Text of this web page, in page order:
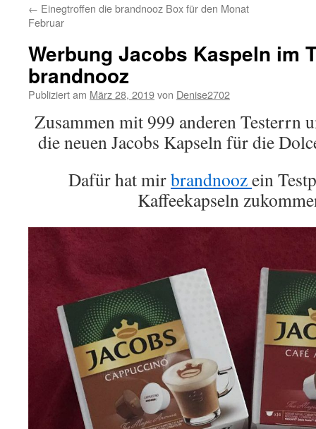
Inhalt
← Einegtroffen die brandnooz Box für den Monat
Februar
Werbung Jacobs Kaspeln im
brandnooz
Publiziert am März 28, 2019von Denise2702
Zusammen mit 999 anderen Testerrn
die neuen Jacobs Kapseln für die
Dafür hat mirbrandnoozein
Kaffeekapseln